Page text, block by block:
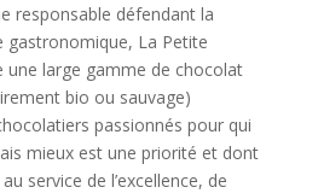
responsable défendant la
gastronomique, La Petite
une large gamme de chocolat
bio ou sauvage)
passionnés pour qui
mieux est une priorité et dont
service de l’excellence, de